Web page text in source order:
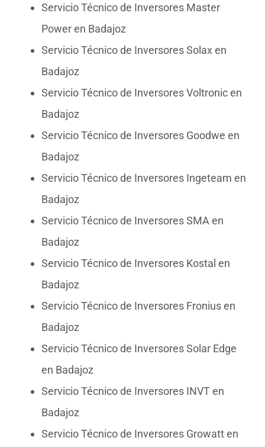
Servicio Técnico de Inversores Master
Power en Badajoz
Servicio Técnico de Inversores Solax en
Badajoz
Servicio Técnico de Inversores Voltronic en
Badajoz
Servicio Técnico de Inversores Goodwe en
Badajoz
Servicio Técnico de Inversores Ingeteam en
Badajoz
Servicio Técnico de Inversores SMA en
Badajoz
Servicio Técnico de Inversores Kostal en
Badajoz
Servicio Técnico de Inversores Fronius en
Badajoz
Servicio Técnico de Inversores Solar Edge
en Badajoz
Servicio Técnico de Inversores INVT en
Badajoz
Servicio Técnico de Inversores Growatt en